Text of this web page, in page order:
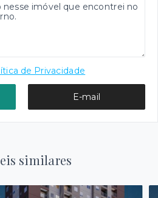
de Privacidade
E-mail
similares